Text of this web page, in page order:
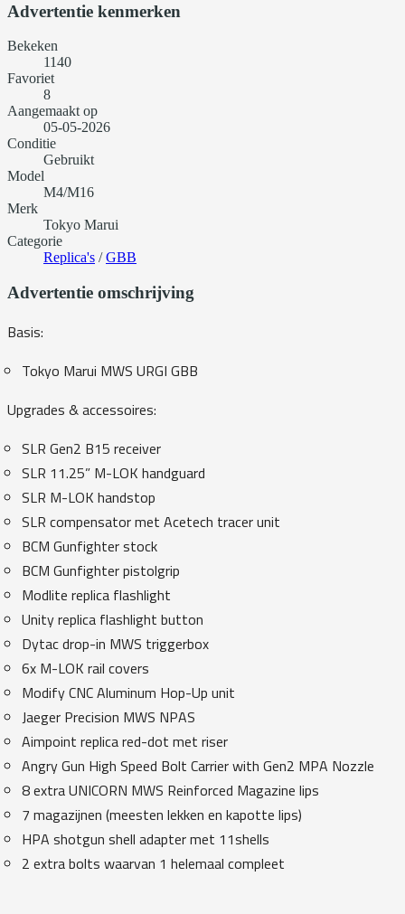
Advertentie kenmerken
Bekeken
1140
Favoriet
8
Aangemaakt op
05-05-2026
Conditie
Gebruikt
Model
M4/M16
Merk
Tokyo Marui
Categorie
Replica's /GBB
Advertentie omschrijving
Basis:
Tokyo Marui MWS URGI GBB
Upgrades & accessoires:
SLR Gen2 B15 receiver
SLR 11.25” M-LOK handguard
SLR M-LOK handstop
SLR compensator met Acetech tracer unit
BCM Gunfighter stock
BCM Gunfighter pistolgrip
Modlite replica flashlight
Unity replica flashlight button
Dytac drop-in MWS triggerbox
6x M-LOK rail covers
Modify CNC Aluminum Hop-Up unit
Jaeger Precision MWS NPAS
Aimpoint replica red-dot met riser
Angry Gun High Speed Bolt Carrier with Gen2 MPA Nozzle
8 extra UNICORN MWS Reinforced Magazine lips
7 magazijnen (meesten lekken en kapotte lips)
HPA shotgun shell adapter met 11shells
2 extra bolts waarvan 1 helemaal compleet